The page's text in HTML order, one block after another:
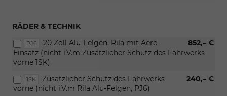
RÄDER & TECHNIK
PJ6 852,– €
20 Zoll Alu-Felgen, Rila mit Aero-
Einsatz (nicht i.V.m Zusätzlicher Schutz des Fahrwerks
vorne 1SK)
1SK 240,– €
Zusätzlicher Schutz des Fahrwerks
vorne (nicht i.V.m Rila Alu-Felgen, PJ6)